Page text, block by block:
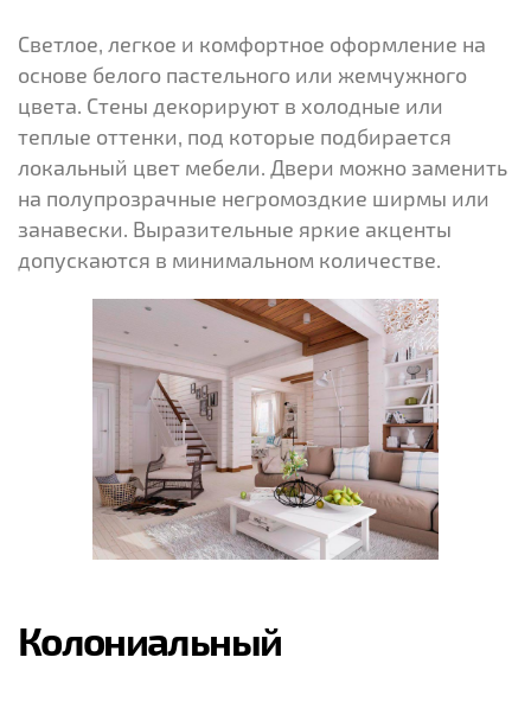
Светлое, легкое и комфортное оформление на
основе белого пастельного или жемчужного
цвета. Стены декорируют в холодные или
теплые оттенки, под которые подбирается
локальный цвет мебели. Двери можно заменить
на полупрозрачные негромоздкие ширмы или
занавески. Выразительные яркие акценты
допускаются в минимальном количестве.
Колониальный